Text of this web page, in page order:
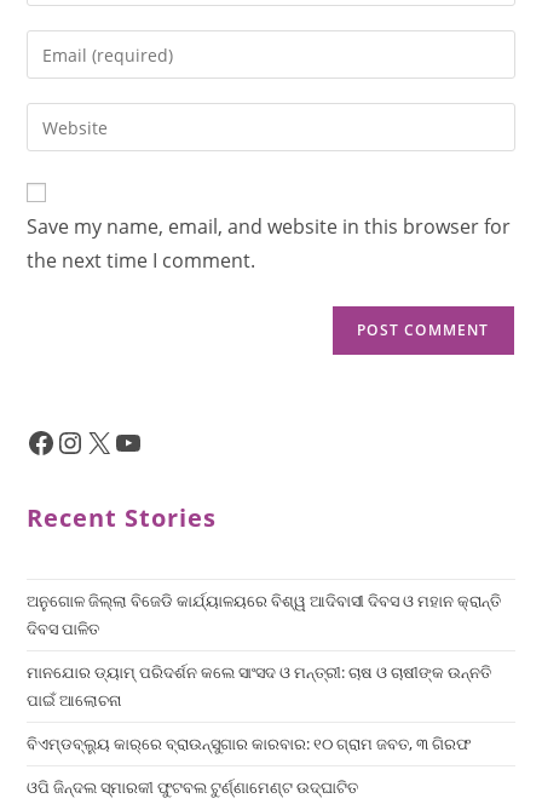
Save my name, email, and website in this browser for
the next time I comment.
Recent Stories
ଅନୁଗୋଳ ଜିଲ୍ଲା ବିଜେଡି କାର୍ଯ୍ୟାଳୟରେ ବିଶ୍ୱ ଆଦିବାସୀ ଦିବସ ଓ ମହାନ କ୍ରାନ୍ତି
ଦିବସ ପାଳିତ
ମାନଯୋର ଡ୍ୟାମ୍ ପରିଦର୍ଶନ କଲେ ସାଂସଦ ଓ ମନ୍ତ୍ରୀ: ଚାଷ ଓ ଚାଷୀଙ୍କ ଉନ୍ନତି
ପାଇଁ ଆଲୋଚନା
ବିଏମ୍‌ଡବ୍ଲ୍ୟୁ କାର୍‌ରେ ବ୍ରାଉନ୍‌ସୁଗାର କାରବାର: ୧୦ ଗ୍ରାମ ଜବତ, ୩ ଗିରଫ
ଓପି ଜିନ୍ଦଲ ସ୍ମାରକୀ ଫୁଟବଲ ଟୁର୍ଣ୍ଣାମେଣ୍ଟ ଉଦ୍ଘାଟିତ